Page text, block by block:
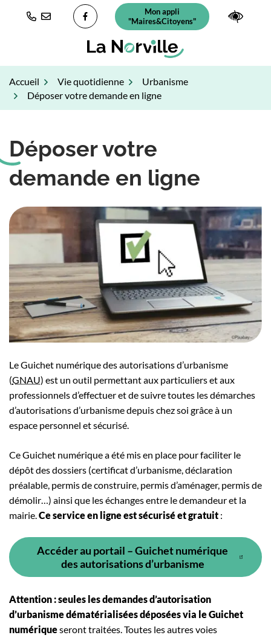
Gestion des traceurs
Lien vers le compte Facebook
Mon appli
"Maires&Citoyens"(ouverture dans un nouvel
Accueil Vie quotidienne
Urbanisme
Déposer votre demande en ligne
Déposer votre
demande en ligne
Le Guichet numérique des autorisations d’urbanisme
(GNAU) est un outil permettant aux particuliers et aux
professionnels d’effectuer et de suivre toutes les démarches
d’autorisations d’urbanisme depuis chez soi grâce à un
espace personnel et sécurisé.
Ce Guichet numérique a été mis en place pour faciliter le
dépôt des dossiers (certificat d’urbanisme, déclaration
préalable, permis de construire, permis d’aménager, permis de
démolir…) ainsi que les échanges entre le demandeur et la
mairie.Ce service en ligne est sécurisé et gratuit :
Accéder au portail – Guichet numérique
des autorisations d’urbanisme
(ouverture dans un nouvel
Attention : seules les demandes d’autorisation
d’urbanisme dématérialisées déposées via le Guichet
numériqueseront traitées. Toutes les autres voies